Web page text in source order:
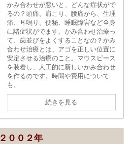
かみ合わせが悪いと、どんな症状がで
るの？頭痛、肩こり、腰痛から、生理
痛、耳鳴り、便秘、睡眠障害など全身
に諸症状がでます。かみ合わせ治療っ
て、歯並びをよくすることなの？かみ
合わせ治療とは、アゴを正しい位置に
安定させる治療のこと。マウスピース
を装着し、人工的に新しいかみ合わせ
を作るのです。時間や費用について
も。
続きを見る
２００２年